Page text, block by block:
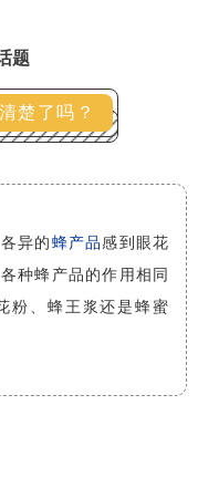
题
楚了吗？
异的蜂产品感到眼花
种蜂产品的作用相同
粉、蜂王浆还是蜂蜜